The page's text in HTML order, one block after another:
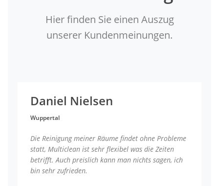
Hier finden Sie einen Auszug
unserer Kundenmeinungen.
Daniel Nielsen
Wuppertal
Die Reinigung meiner Räume findet ohne Probleme
statt, Multiclean ist sehr flexibel was die Zeiten
betrifft. Auch preislich kann man nichts sagen, ich
bin sehr zufrieden.